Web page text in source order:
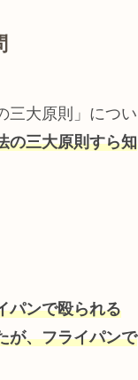
三大原則」につい
の三大原則すら知
パンで殴られる
が、フライパンで